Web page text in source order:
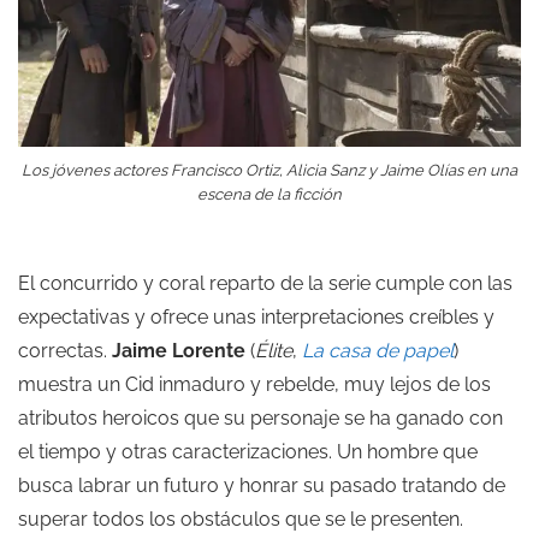
Los jóvenes actores Francisco Ortiz, Alicia Sanz y Jaime Olías en una
escena de la ficción
El concurrido y coral reparto de la serie cumple con las
expectativas y ofrece unas interpretaciones creíbles y
correctas. Jaime Lorente (Élite, La casa de papel)
muestra un Cid inmaduro y rebelde, muy lejos de los
atributos heroicos que su personaje se ha ganado con
el tiempo y otras caracterizaciones. Un hombre que
busca labrar un futuro y honrar su pasado tratando de
superar todos los obstáculos que se le presenten.